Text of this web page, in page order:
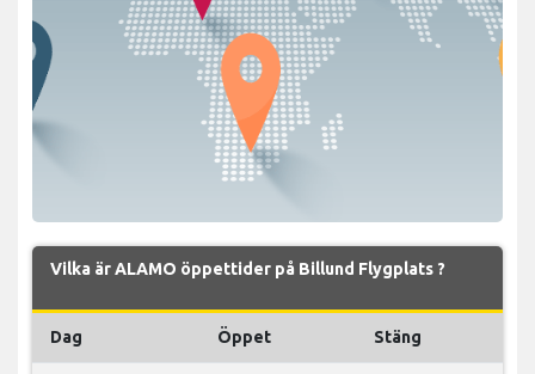
Vilka är ALAMO öppettider på Billund Flygplats ?
Dag Öppet Stäng